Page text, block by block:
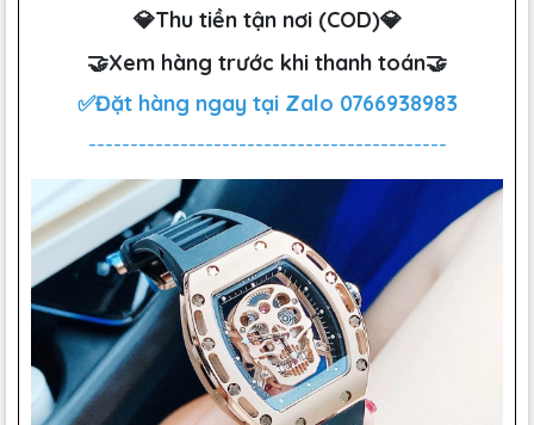
💎Thu tiền tận nơi (COD)💎
🤝Xem hàng trước khi thanh toán🤝
✅Đặt hàng ngay tại Zalo 0766938983
-------------------------------------------